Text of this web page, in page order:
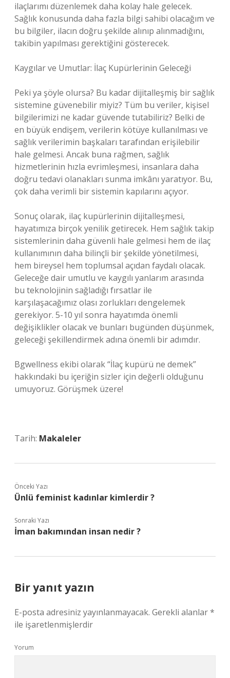
ilaçlarımı düzenlemek daha kolay hale gelecek.
Sağlık konusunda daha fazla bilgi sahibi olacağım ve
bu bilgiler, ilacın doğru şekilde alınıp alınmadığını,
takibin yapılması gerektiğini gösterecek.
Kaygılar ve Umutlar: İlaç Kupürlerinin Geleceği
Peki ya şöyle olursa? Bu kadar dijitalleşmiş bir sağlık
sistemine güvenebilir miyiz? Tüm bu veriler, kişisel
bilgilerimizi ne kadar güvende tutabiliriz? Belki de
en büyük endişem, verilerin kötüye kullanılması ve
sağlık verilerimin başkaları tarafından erişilebilir
hale gelmesi. Ancak buna rağmen, sağlık
hizmetlerinin hızla evrimleşmesi, insanlara daha
doğru tedavi olanakları sunma imkânı yaratıyor. Bu,
çok daha verimli bir sistemin kapılarını açıyor.
Sonuç olarak, ilaç kupürlerinin dijitalleşmesi,
hayatımıza birçok yenilik getirecek. Hem sağlık takip
sistemlerinin daha güvenli hale gelmesi hem de ilaç
kullanımının daha bilinçli bir şekilde yönetilmesi,
hem bireysel hem toplumsal açıdan faydalı olacak.
Geleceğe dair umutlu ve kaygılı yanlarım arasında
bu teknolojinin sağladığı fırsatlar ile
karşılaşacağımız olası zorlukları dengelemek
gerekiyor. 5-10 yıl sonra hayatımda önemli
değişiklikler olacak ve bunları bugünden düşünmek,
geleceği şekillendirmek adına önemli bir adımdır.
Bgwellness ekibi olarak “İlaç kupürü ne demek”
hakkındaki bu içeriğin sizler için değerli olduğunu
umuyoruz. Görüşmek üzere!
Tarih: Makaleler
Önceki Yazı
Ünlü feminist kadınlar kimlerdir ?
Sonraki Yazı
İman bakımından insan nedir ?
Bir yanıt yazın
E-posta adresiniz yayınlanmayacak. Gerekli alanlar*
ile işaretlenmişlerdir
Yorum